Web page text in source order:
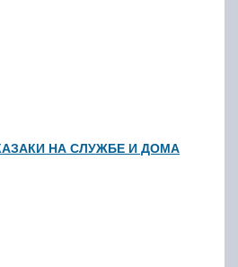
НА СЛУЖБЕ И ДОМА